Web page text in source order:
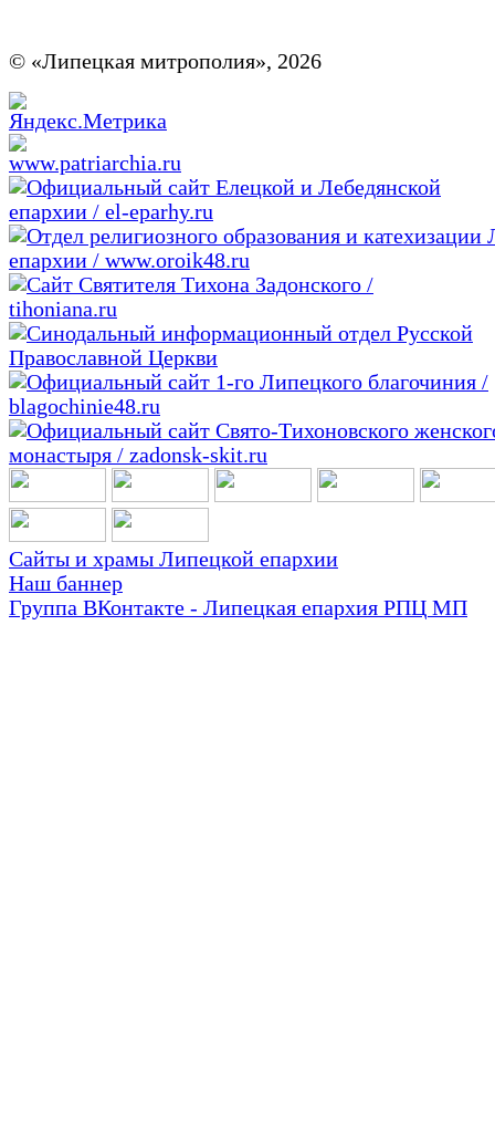
© «Липецкая митрополия», 2026
Сайты и храмы Липецкой епархии
Наш баннер
Группа ВКонтакте - Липецкая епархия РПЦ МП